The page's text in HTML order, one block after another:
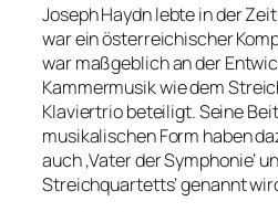
Joseph Haydn lebte in der
war ein österreichischer
war maßgeblich an der
Kammermusik wie dem
Klaviertrio beteiligt. Seine
musikalischen Form haben
auch ‚Vater der Symphonie‘
Streichquartetts‘ genannt